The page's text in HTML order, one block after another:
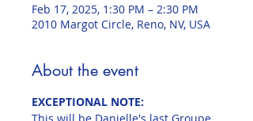
Feb 17, 2025, 1:30 PM – 2:30 PM
2010 Margot Circle, Reno, NV, USA
About the event
EXCEPTIONAL NOTE: